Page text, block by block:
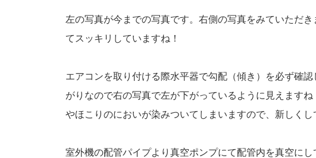
左の写真が今までの写真です。右側の写真をみていただ
てスッキリしていますね！
エアコンを取り付ける際水平器で勾配（傾き）を必ず確
がりなので右の写真で左が下がっているように見えます
やほこりのにおいが染みついてしまいますので、新しく
室外機の配管パイプより真空ポンプにて配管内を真空に